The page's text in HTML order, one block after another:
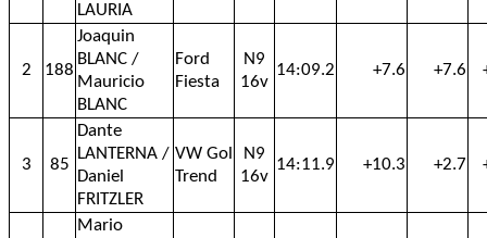
LAURIA
2 188
Joaquin
BLANC /
Mauricio
BLANC
Ford
Fiesta
N9
16v
14:09.2 +7.6 +7.6
3 85
Dante
LANTERNA /
Daniel
FRITZLER
VW Gol
Trend
N9
16v
14:11.9 +10.3 +2.7
Mario